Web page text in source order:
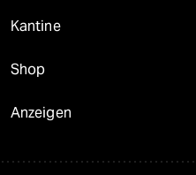
Kantine
Shop
Anzeigen